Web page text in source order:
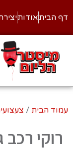
דף הביתאודות
עמוד הבית /
רוקי